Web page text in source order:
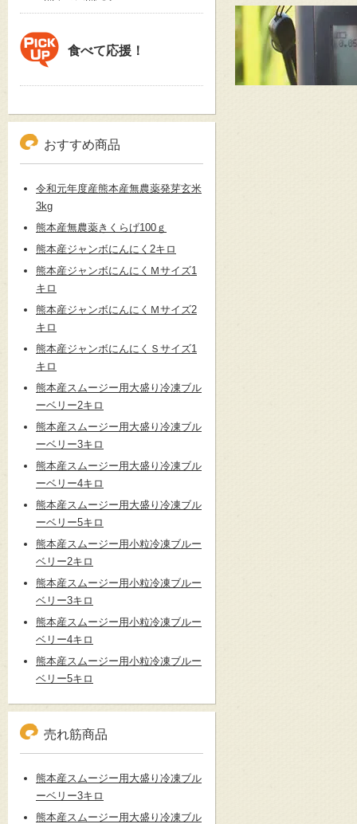
食べて応援！
おすすめ商品
令和元年度産熊本産無農薬発芽玄米
3kg
熊本産無農薬きくらげ100ｇ
熊本産ジャンボにんにく2キロ
熊本産ジャンボにんにくＭサイズ1
キロ
熊本産ジャンボにんにくＭサイズ2
キロ
熊本産ジャンボにんにくＳサイズ1
キロ
熊本産スムージー用大盛り冷凍ブル
ーベリー2キロ
熊本産スムージー用大盛り冷凍ブル
ーベリー3キロ
熊本産スムージー用大盛り冷凍ブル
ーベリー4キロ
熊本産スムージー用大盛り冷凍ブル
ーベリー5キロ
熊本産スムージー用小粒冷凍ブルー
ベリー2キロ
熊本産スムージー用小粒冷凍ブルー
ベリー3キロ
熊本産スムージー用小粒冷凍ブルー
ベリー4キロ
熊本産スムージー用小粒冷凍ブルー
ベリー5キロ
売れ筋商品
熊本産スムージー用大盛り冷凍ブル
ーベリー3キロ
熊本産スムージー用大盛り冷凍ブル